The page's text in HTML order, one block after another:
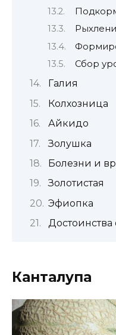
Сбор
Галия
Колхозница
Айкидо
Золушка
Болезни и
Золотистая
Эфиопка
Достоинства
Канталупа